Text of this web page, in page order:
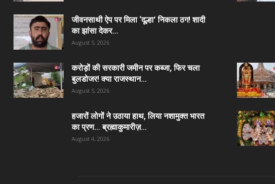
जीवनसाथी ऐप पर मिला ‘दूल्हा’ निकला ठग! शादी
का झांसा देकर...
August 5, 2026
करोड़ों की सरकारी जमीन पर कब्जा, फिर चला
बुलडोजर! क्या राजस्थान...
August 5, 2026
हजारों लोगों ने उठाया हाथ, लिया नशामुक्त भारत
का प्रण… ब्रह्माकुमारीज़...
August 4, 2026